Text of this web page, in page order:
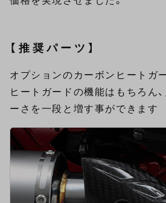
【推奨パーツ】
オプションのカーボンヒートガ
ヒートガードの機能はもちろん
ーさを一段と増す事ができます